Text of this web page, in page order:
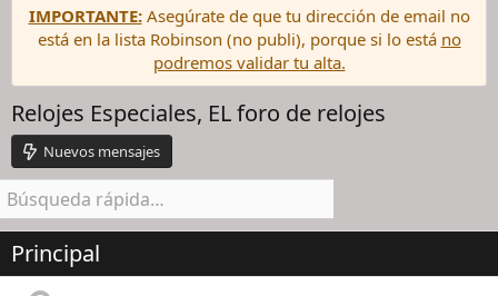
IMPORTANTE:Asegúrate de que tu dirección de email no
está en la lista Robinson (no publi), porque si lo está no
podremos validar tu alta.
Relojes Especiales, EL foro de relojes
Nuevos mensajes
Principal